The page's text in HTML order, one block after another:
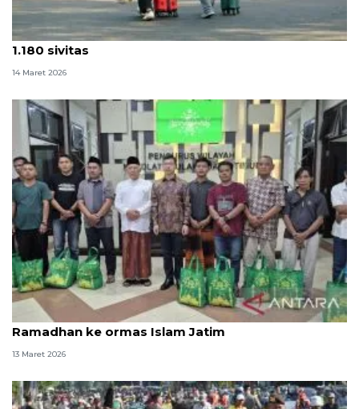
ITS berangkatkan 27 armada bus mudik gratis bagi
1.180 sivitas
14 Maret 2026
Konjen Tiongkok Surabaya salurkan paket
Ramadhan ke ormas Islam Jatim
13 Maret 2026